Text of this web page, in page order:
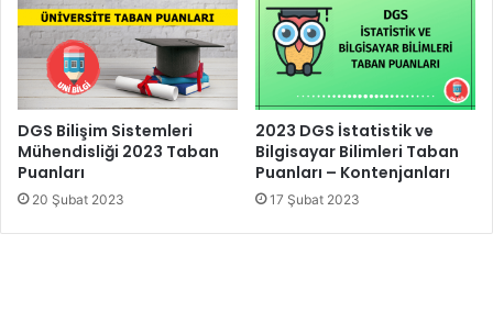
DGS Bilişim Sistemleri
Mühendisliği 2023 Taban
Puanları
20 Şubat 2023
2023 DGS İstatistik ve
Bilgisayar Bilimleri Taban
Puanları – Kontenjanları
17 Şubat 2023